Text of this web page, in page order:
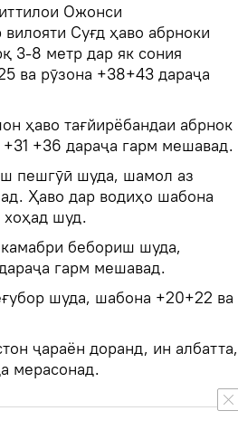
Ожонси
Суғд ҳаво абрноки
3-8 метр дар як сония
ва рӯзона +38+43 дараҷа
ҳаво тағйирёбандаи абрнок
+36 дараҷа гарм мешавад.
пешгӯӣ шуда, шамол аз
Ҳаво дар водиҳо шабона
хоҳад шуд.
бебориш шуда,
гарм мешавад.
шуда, шабона +20+22 ва
ҷараён доранд, ин албатта,
мерасонад.